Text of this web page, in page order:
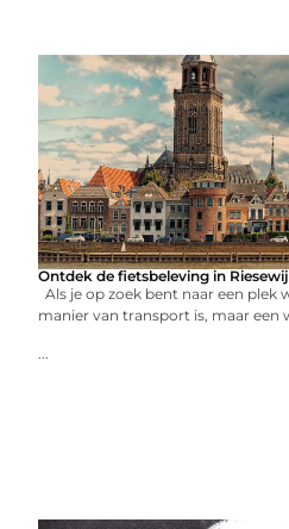
Ontdek de fietsbeleving in
Als je op zoek bent naar een plek
manier van transport is, maar een
...